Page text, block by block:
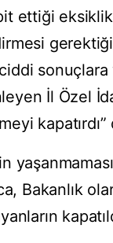
ettiği
sonuçlara
İl Özel
kapatırdı”
Bakanlık